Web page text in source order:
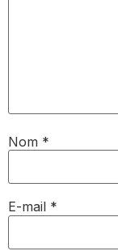
Nom *
E-mail *